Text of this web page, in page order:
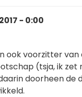
- 0:00
ook voorzitter van
(tsja, ik
doorheen de